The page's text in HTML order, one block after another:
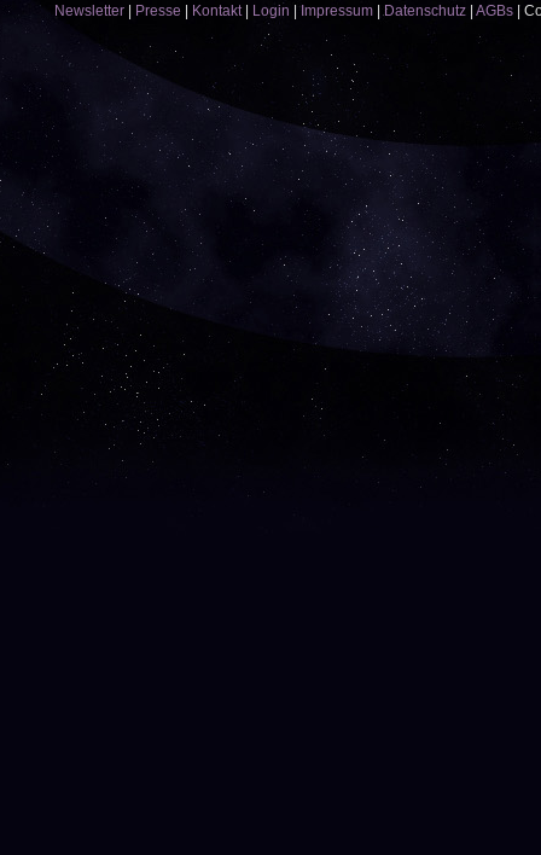
Newsletter Presse Kontakt| Login Impressum |Datenschutz AGBs |